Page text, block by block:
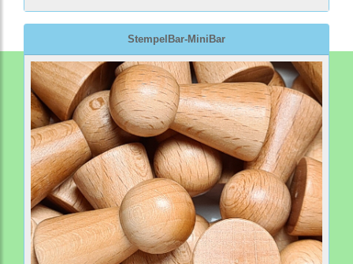
StempelBar-MiniBar